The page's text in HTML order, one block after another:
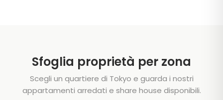
Sfoglia proprietà per zona
Scegli un quartiere di Tokyo e guarda i nostri
appartamenti arredati e share house disponibili.